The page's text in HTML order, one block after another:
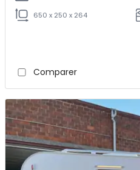
650 x 250 x 264
Comparer